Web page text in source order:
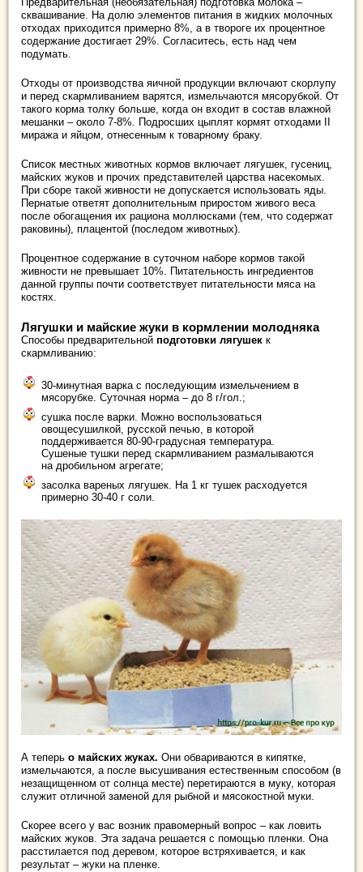
сквашивание. На долю элементов питания в жидких молочных
отходах приходится примерно 8%, а в твороге их процентное
содержание достигает 29%. Согласитесь, есть над чем
подумать.
Отходы от производства яичной продукции включают скорлупу
и перед скармливанием варятся, измельчаются мясорубкой. От
такого корма толку больше, когда он входит в состав влажной
мешанки – около 7-8%. Подросших цыплят кормят отходами II
миража и яйцом, отнесенным к товарному браку.
Список местных животных кормов включает лягушек, гусениц,
майских жуков и прочих представителей царства насекомых.
При сборе такой живности не допускается использовать яды.
Пернатые ответят дополнительным приростом живого веса
после обогащения их рациона моллюсками (тем, что содержат
раковины), плацентой (последом животных).
Процентное содержание в суточном наборе кормов такой
живности не превышает 10%. Питательность ингредиентов
данной группы почти соответствует питательности мяса на
костях.
Лягушки и майские жуки в кормлении молодняка
Способы предварительной подготовки лягушек к
скармливанию:
30-минутная варка с последующим измельчением в
мясорубке. Суточная норма – до 8 г/гол.;
сушка после варки. Можно воспользоваться
овощесушилкой, русской печью, в которой
поддерживается 80-90-градусная температура.
Сушеные тушки перед скармливанием размалываются
на дробильном агрегате;
засолка вареных лягушек. На 1 кг тушек расходуется
примерно 30-40 г соли.
А теперь о майских жуках. Они обвариваются в кипятке,
измельчаются, а после высушивания естественным способом (в
незащищенном от солнца месте) перетираются в муку, которая
служит отличной заменой для рыбной и мясокостной муки.
Скорее всего у вас возник правомерный вопрос – как ловить
майских жуков. Эта задача решается с помощью пленки. Она
расстилается под деревом, которое встряхивается, и как
результат – жуки на пленке.